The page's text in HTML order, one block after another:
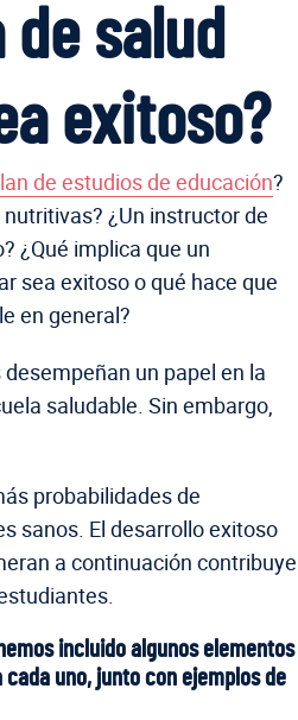
de salud
exitoso?
de estudios de educación?
¿Un instructor de
¿Qué implica que un
sea exitoso o qué hace que
en general?
un papel en la
saludable. Sin embargo,
probabilidades de
sanos. El desarrollo exitoso
a continuación contribuye
incluido algunos elementos
uno, junto con ejemplos de